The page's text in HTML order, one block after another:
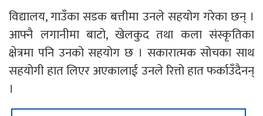
विद्यालय, गाउँका सडक बत्तीमा उनले सहयोग गरेका छन् ।
आफ्नै लगानीमा बाटो, खेलकुद तथा कला संस्कृतिका
क्षेत्रमा पनि उनको सहयोग छ । सकारात्मक सोचका साथ
सहयोगी हात लिएर अएकालाई उनले रित्तो हात फर्काउँदैनन्
।